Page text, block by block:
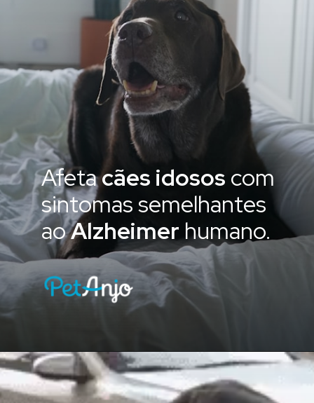
Afetacães idosos com
sintomas semelhantes
aoAlzheimer humano.